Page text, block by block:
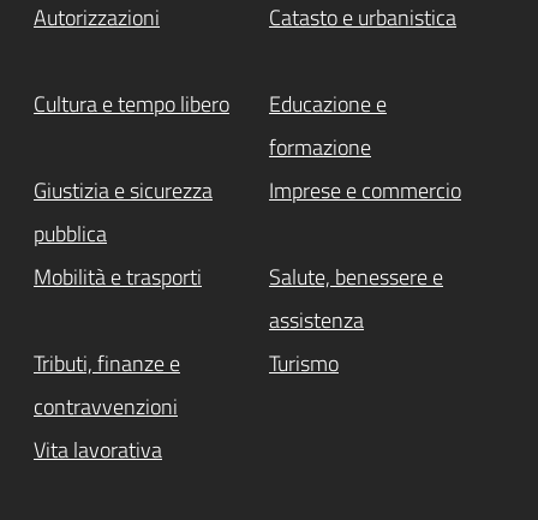
Autorizzazioni Catasto e urbanistica
Cultura e tempo libero
Educazione e
formazione
Giustizia e sicurezza
pubblica
Imprese e commercio
Mobilità e trasporti
Salute, benessere e
assistenza
Tributi, finanze e
contravvenzioni
Turismo
Vita lavorativa